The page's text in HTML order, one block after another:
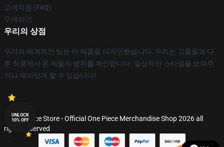
고객지원 (FAQ)
구매하기
우리의 상점
우리의 세계적인 팀은 이 제품을 디자인했습니다. 우리는 고품질과 다
른 작풍에서 온 제품의 범위를 제안합니다. 일상적인 스타일을 보여주
거나 재미있게 할 수 있습니다!
© One Piece Store - Official One Piece Merchandise Shop 2026 all
rights reserved
UNLOCK
10% OFF